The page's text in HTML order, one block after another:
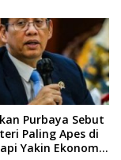
Purbaya Sebut
Paling Apes di
Yakin Ekonomi